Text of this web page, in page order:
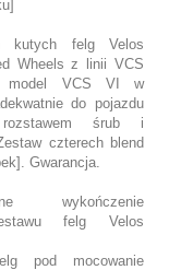
kutych felg Velos
Wheels z linii VCS
model VCS VI w
do pojazdu
śrub i
czterech blend
Gwarancja.
wykończenie
felg Velos
pod mocowanie